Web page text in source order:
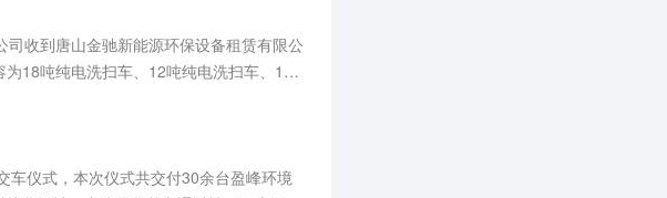
收到唐山金驰新能源环保设备租赁有限公
18吨纯电洗扫车、12吨纯电洗扫车、18
车仪式，本次仪式共交付30余台盈峰环境